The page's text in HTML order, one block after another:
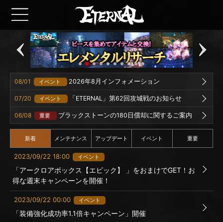
08/01 イベント 2026年8月インフォメーション
07/20 イベント 「ETERNAL」第62回攻城戦のお知らせ
06/08 重要 ブラックストーンの180日償却に関するご案内
新着 メンテナンス アップデート イベント 重要
2023/09/22 18:00 イベント
「アークロアボックス【エピック】 」をおまけでGET！お
得な週末キャンペーンを開催！
2023/09/22 00:00 イベント
「装備強化成功率1.1倍キャンペーン」開催